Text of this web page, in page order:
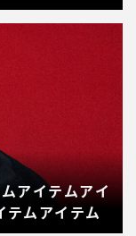
アイテムアイ
テムアイテム